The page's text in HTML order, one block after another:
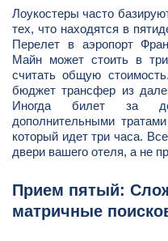
Лоукостеры часто
тех, что находятся в
Перелет в аэропорт
Майн может стоить в
считать общую
бюджет трансфер из
Иногда билет за
дополнительными
который идет три часа.
двери вашего отеля, а не
Прием пятый:
матричные